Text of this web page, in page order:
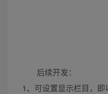
后续开发：
1、可设置显示栏目，